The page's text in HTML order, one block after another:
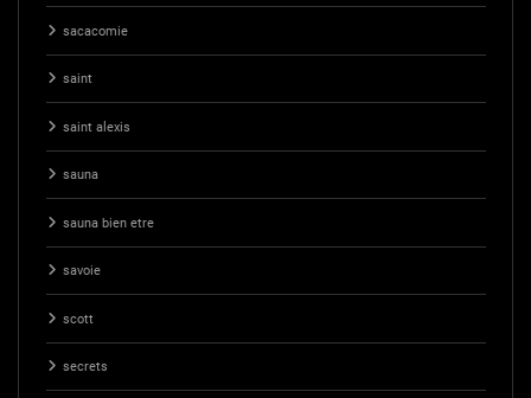
sacacomie
saint
saint alexis
sauna
sauna bien etre
savoie
scott
secrets